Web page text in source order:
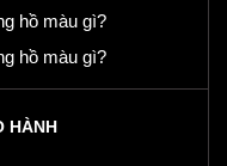
hồ màu gì?
hồ màu gì?
HÀNH